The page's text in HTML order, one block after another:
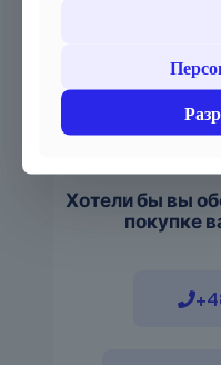
Хотели бы вы
покупке